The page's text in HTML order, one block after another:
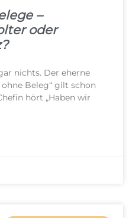
–
oder
nichts. Der eherne
Beleg“ gilt schon
hört „Haben wir